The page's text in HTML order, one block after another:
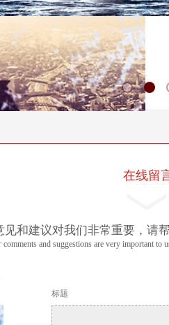
在线留
见和建议对我们非常重要，请
comments and suggestions are very important to
标题